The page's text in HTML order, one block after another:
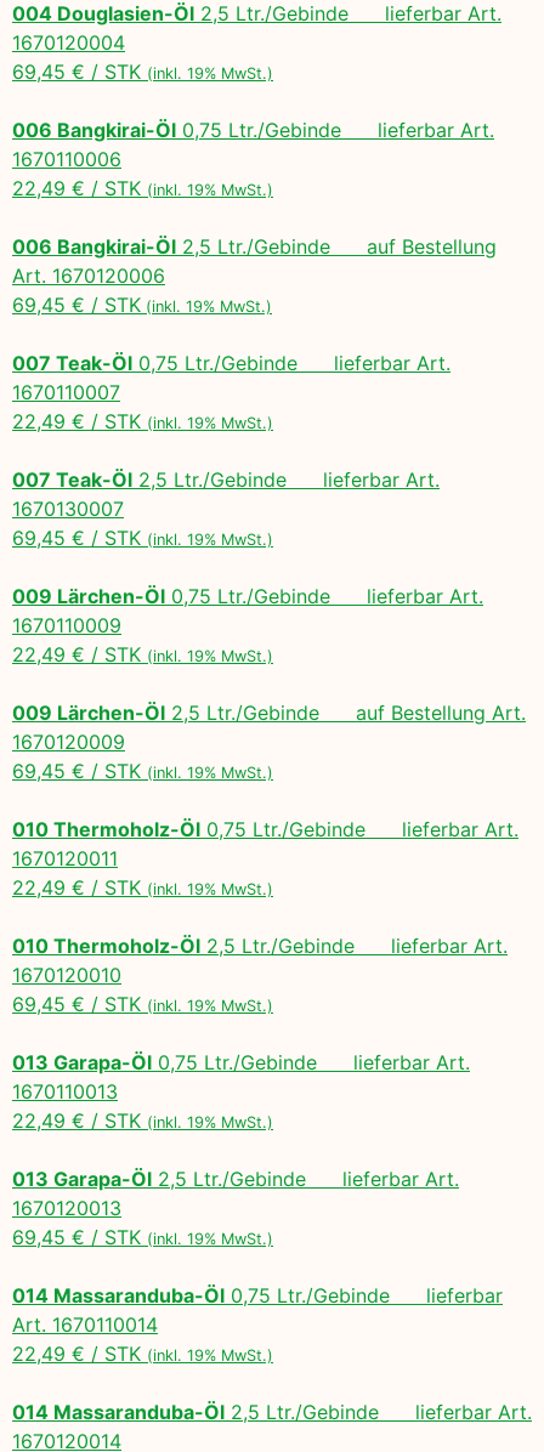
004 Douglasien-Öl 2,5 Ltr./Gebinde lieferbar Art.
1670120004
69,45 € / STK (inkl. 19% MwSt.)
006 Bangkirai-Öl 0,75 Ltr./Gebinde lieferbar Art.
1670110006
22,49 € / STK (inkl. 19% MwSt.)
006 Bangkirai-Öl 2,5 Ltr./Gebinde auf Bestellung
Art. 1670120006
69,45 € / STK (inkl. 19% MwSt.)
007 Teak-Öl 0,75 Ltr./Gebinde lieferbar Art.
1670110007
22,49 € / STK (inkl. 19% MwSt.)
007 Teak-Öl 2,5 Ltr./Gebinde lieferbar Art.
1670130007
69,45 € / STK (inkl. 19% MwSt.)
009 Lärchen-Öl 0,75 Ltr./Gebinde lieferbar Art.
1670110009
22,49 € / STK (inkl. 19% MwSt.)
009 Lärchen-Öl 2,5 Ltr./Gebinde auf Bestellung Art.
1670120009
69,45 € / STK (inkl. 19% MwSt.)
010 Thermoholz-Öl 0,75 Ltr./Gebinde lieferbar Art.
1670120011
22,49 € / STK (inkl. 19% MwSt.)
010 Thermoholz-Öl 2,5 Ltr./Gebinde lieferbar Art.
1670120010
69,45 € / STK (inkl. 19% MwSt.)
013 Garapa-Öl 0,75 Ltr./Gebinde lieferbar Art.
1670110013
22,49 € / STK (inkl. 19% MwSt.)
013 Garapa-Öl 2,5 Ltr./Gebinde lieferbar Art.
1670120013
69,45 € / STK (inkl. 19% MwSt.)
014 Massaranduba-Öl 0,75 Ltr./Gebinde lieferbar
Art. 1670110014
22,49 € / STK (inkl. 19% MwSt.)
014 Massaranduba-Öl 2,5 Ltr./Gebinde lieferbar Art.
1670120014